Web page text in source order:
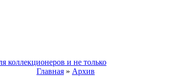
Главная » Архив